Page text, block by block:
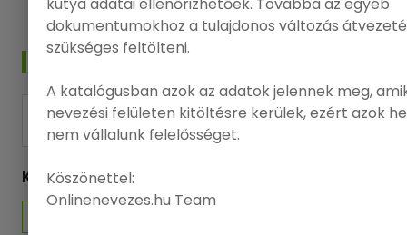
HÍRLEVÉL
FELIRATKOZÁS
KÖVESSEN MINKET
dokumentumokhoz a tulajdonos változás
szükséges feltölteni.
A katalógusban azok az adatok jelennek meg,
nevezési felületen kitöltésre kerülek, ezért azok
nem vállalunk felelősséget.
Köszönettel:
Onlinenevezes.hu Team